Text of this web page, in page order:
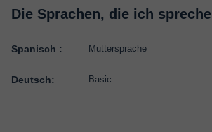
Die Sprachen, die ich spreche
Spanisch : Muttersprache
Deutsch: Basic